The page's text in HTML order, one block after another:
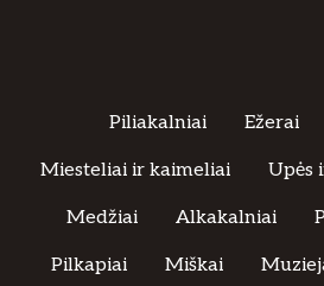
Piliakalniai Ežerai
Miesteliai ir kaimeliai Upės
Medžiai Alkakalniai
Pilkapiai Miškai